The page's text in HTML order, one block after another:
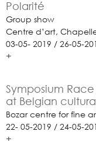
Polarité
Group show
Centre d’art,
03-05- 2019 / 26-05-
+
Symposium
at Belgian
Bozar centre for fine
22- 05-2019 / 24-05-
+